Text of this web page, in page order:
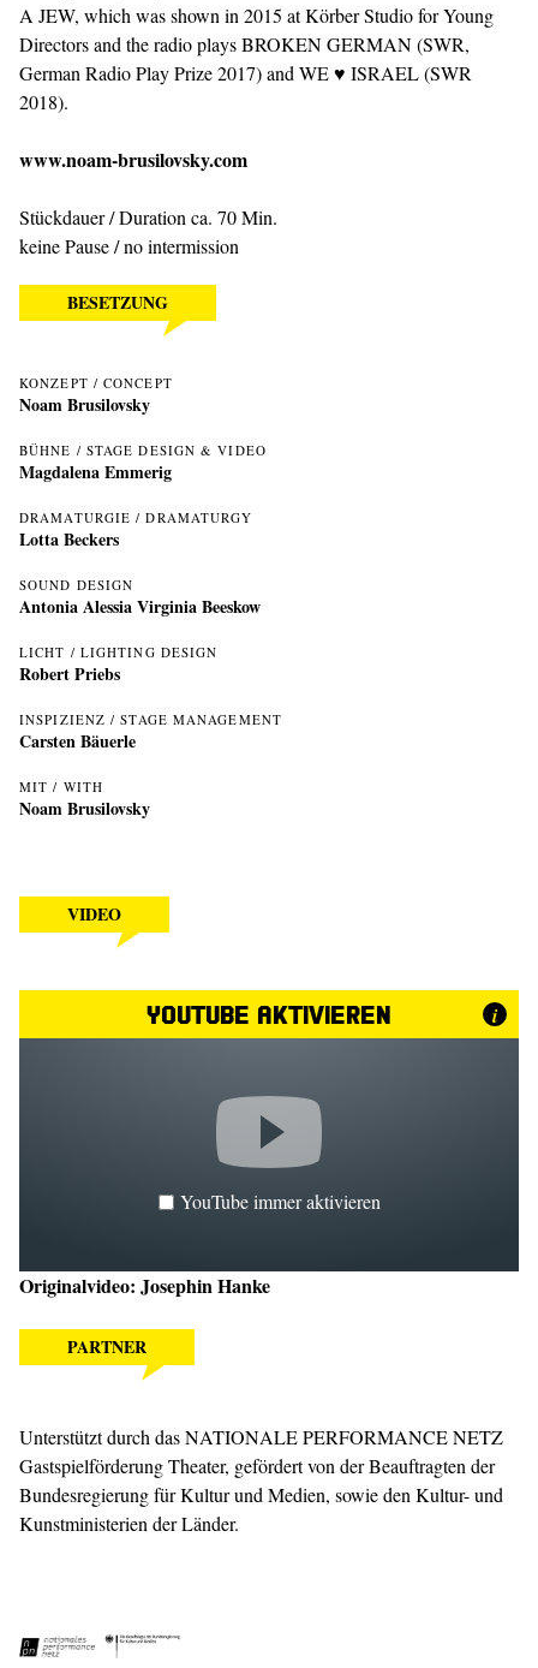
A JEW, which was shown in 2015 at Körber Studio for Young
Directors and the radio plays BROKEN GERMAN (SWR,
German Radio Play Prize 2017) and WE ♥ ISRAEL (SWR
2018).
www.noam-brusilovsky.com
Stückdauer / Duration ca. 70 Min.
keine Pause / no intermission
BESETZUNG
KONZEPT / CONCEPT
Noam Brusilovsky
BÜHNE / STAGE DESIGN & VIDEO
Magdalena Emmerig
DRAMATURGIE / DRAMATURGY
Lotta Beckers
SOUND DESIGN
Antonia Alessia Virginia Beeskow
LICHT / LIGHTING DESIGN
Robert Priebs
INSPIZIENZ / STAGE MANAGEMENT
Carsten Bäuerle
MIT / WITH
Noam Brusilovsky
VIDEO
YouTube aktivieren i
YouTube immer aktivieren
Originalvideo: Josephin Hanke
PARTNER
Unterstützt durch das NATIONALE PERFORMANCE NETZ
Gastspielförderung Theater, gefördert von der Beauftragten der
Bundesregierung für Kultur und Medien, sowie den Kultur- und
Kunstministerien der Länder.